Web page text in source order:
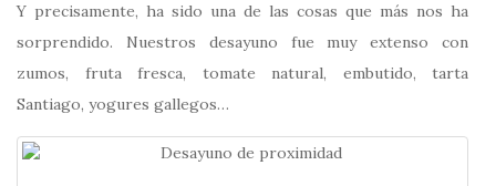
Y precisamente, ha sido una de las cosas que más nos ha
sorprendido. Nuestros desayuno fue muy extenso con
zumos, fruta fresca, tomate natural, embutido, tarta
Santiago, yogures gallegos…